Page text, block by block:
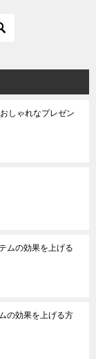
しゃれなプレゼン
ムの効果を上げる
の効果を上げる方